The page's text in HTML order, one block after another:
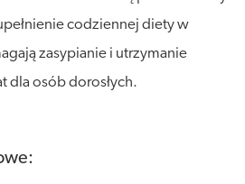
codziennej diety w
zasypianie i utrzymanie
dla osób dorosłych.